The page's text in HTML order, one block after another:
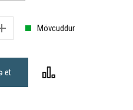
Mövcuddur
et